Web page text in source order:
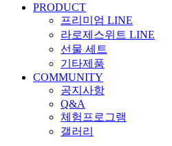
PRODUCT
프리미엄 LINE
라로제스위트 LINE
선물 세트
기타제품
COMMUNITY
공지사항
Q&A
체험프로그램
갤러리